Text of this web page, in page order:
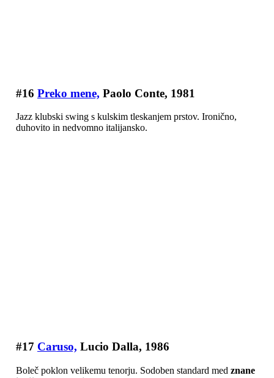
#16 Preko mene, Paolo Conte, 1981
Jazz klubski swing s kulskim tleskanjem prstov. Ironično,
duhovito in nedvomno italijansko.
#17 Caruso, Lucio Dalla, 1986
Boleč poklon velikemu tenorju. Sodoben standard med znane